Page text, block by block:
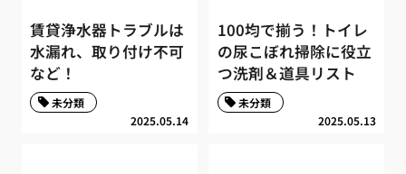
賃貸浄水器トラブルは
水漏れ、取り付け不可
など！
2025.05.14
未分類
100均で揃う！トイレ
の尿こぼれ掃除に役立
つ洗剤＆道具リスト
2025.05.13
未分類